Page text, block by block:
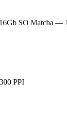
SO Matcha —
PPI